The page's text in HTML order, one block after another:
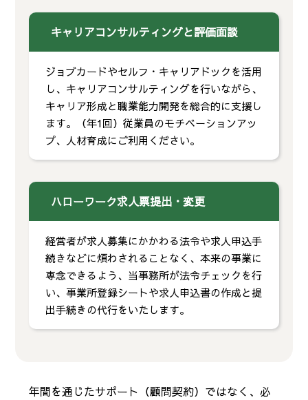
キャリアコンサルティングと評価面談
ジョブカードやセルフ・キャリアドックを活用
し、キャリアコンサルティングを行いながら、
キャリア形成と職業能力開発を総合的に支援し
ます。（年1回）従業員のモチベーションアッ
プ、人材育成にご利用ください。
ハローワーク求人票提出・変更
経営者が求人募集にかかわる法令や求人申込手
続きなどに煩わされることなく、本来の事業に
専念できるよう、当事務所が法令チェックを行
い、事業所登録シートや求人申込書の作成と提
出手続きの代行をいたします。
年間を通じたサポート（顧問契約）ではなく、必